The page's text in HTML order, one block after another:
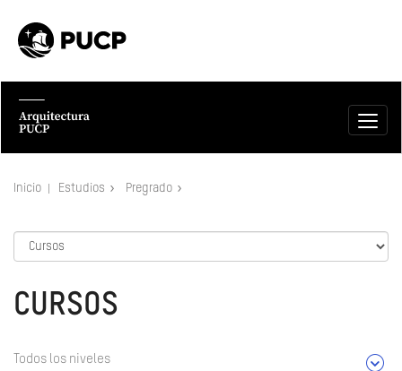
Inicio Estudios Pregrado
CURSOS
Todos los niveles